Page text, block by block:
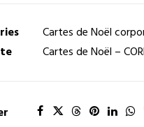
Cartes de Noël
Cartes de Noël –